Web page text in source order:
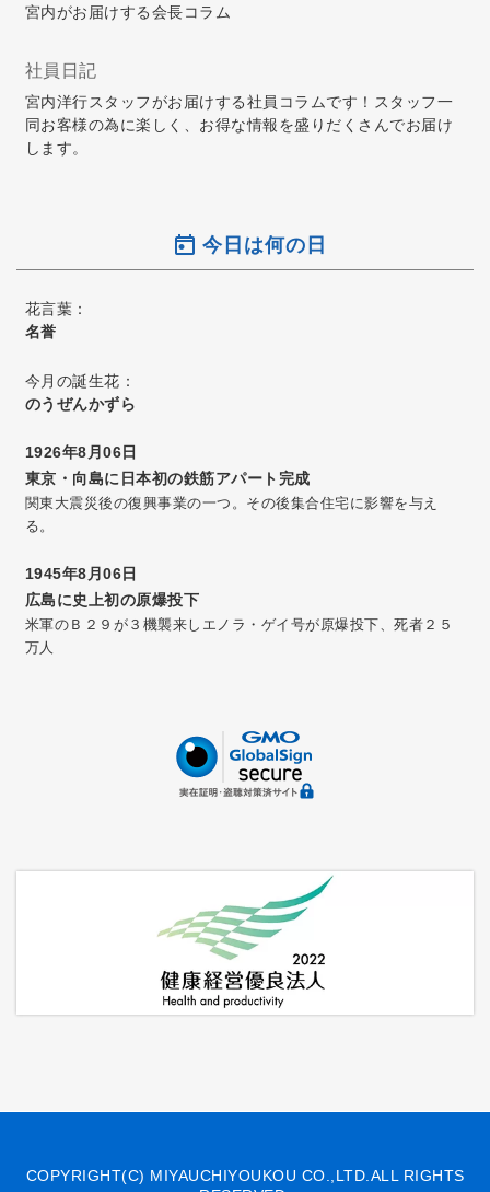
宮内がお届けする会長コラム
社員日記
宮内洋行スタッフがお届けする社員コラムです！スタッフ一
同お客様の為に楽しく、お得な情報を盛りだくさんでお届け
します。
今日は何の日
花言葉：
名誉
今月の誕生花：
のうぜんかずら
1926年8月06日
東京・向島に日本初の鉄筋アパート完成
関東大震災後の復興事業の一つ。その後集合住宅に影響を与え
る。
1945年8月06日
広島に史上初の原爆投下
米軍のＢ２９が３機襲来しエノラ・ゲイ号が原爆投下、死者２５
万人
COPYRIGHT(C) MIYAUCHIYOUKOU CO.,LTD.ALL RIGHTS